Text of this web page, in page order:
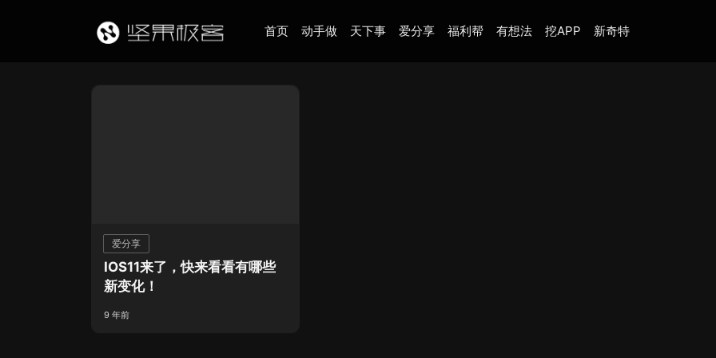
首页 动手做 天下事 爱分享 福利帮 有想法 挖APP 新奇特
爱分享
IOS11来了，快来看看有哪些
新变化！
9 年前